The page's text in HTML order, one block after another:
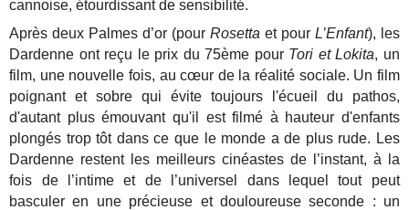
cannoise, étourdissant de sensibilité.
Après deux Palmes d’or (pour Rosetta et pourL’Enfant), les
Dardenne ont reçu le prix du 75ème pour Tori et Lokita, un
film, une nouvelle fois, au cœur de la réalité sociale. Un film
poignant et sobre qui évite toujours l'écueil du pathos,
d'autant plus émouvant qu'il est filmé à hauteur d'enfants
plongés trop tôt dans ce que le monde a de plus rude. Les
Dardenne restent les meilleurs cinéastes de l’instant, à la
fois de l’intime et de l’universel dans lequel tout peut
basculer en une précieuse et douloureuse seconde : un